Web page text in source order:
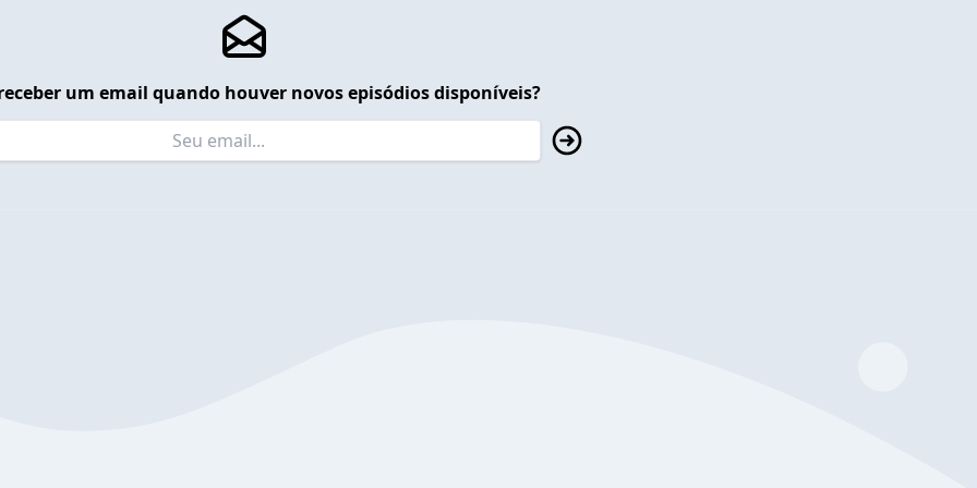
um email quando houver novos episódios disponíveis?